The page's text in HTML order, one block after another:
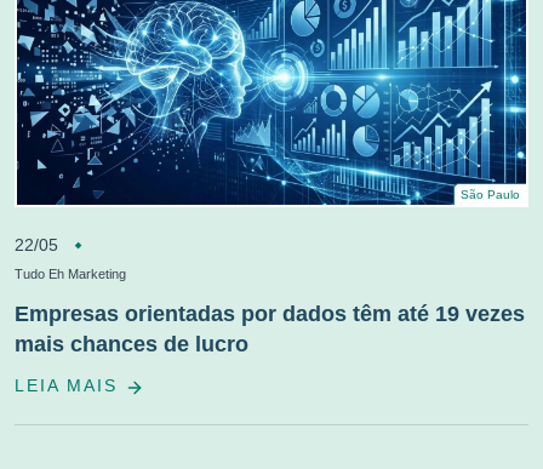
São Paulo
22/05
Tudo Eh Marketing
Empresas orientadas por dados têm até 19 vezes
mais chances de lucro
LEIA MAIS